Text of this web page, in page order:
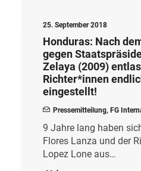
25. September 2018
Honduras: Nach
gegen
Zelaya (2009)
Richter*innen
eingestellt!
Pressemitteilung, FG
9 Jahre lang haben
Flores Lanza und der
Lopez Lone aus…